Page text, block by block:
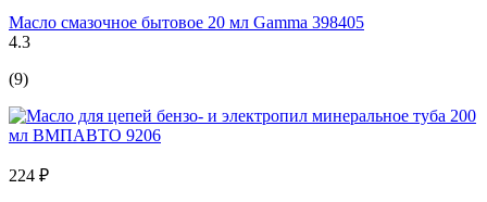
Масло смазочное бытовое 20 мл Gamma 398405
4.3
(9)
224 ₽